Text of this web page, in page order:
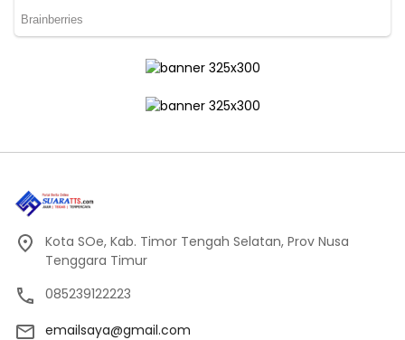
Kota SOe, Kab. Timor Tengah Selatan, Prov Nusa
Tenggara Timur
085239122223
emailsaya@gmail.com